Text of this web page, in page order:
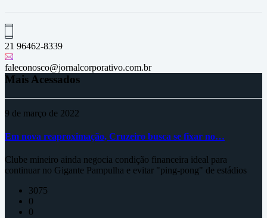
21 96462-8339
faleconosco@jornalcorporativo.com.br
Mais Acessados
9 de março de 2022
Em nova reaproximação, Cruzeiro busca se fixar no…
Clube mineiro ainda negocia condição financeira ideal para
continuar no Gigante Pampulha e evitar "ping-pong" de estádios
3075
0
0